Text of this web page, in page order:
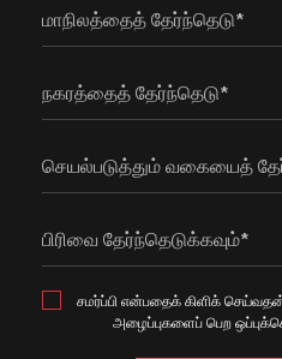
மாநிலத்தைத் தேர்ந்தெடு*
நகரத்தைத் தேர்ந்தெடு*
செயல்படுத்தும் வகையைத்
பிரிவை தேர்ந்தெடுக்கவும்*
சமர்ப்பி என்பதைக் கிளிக் செய்வதன்
அழைப்புகளைப் பெற